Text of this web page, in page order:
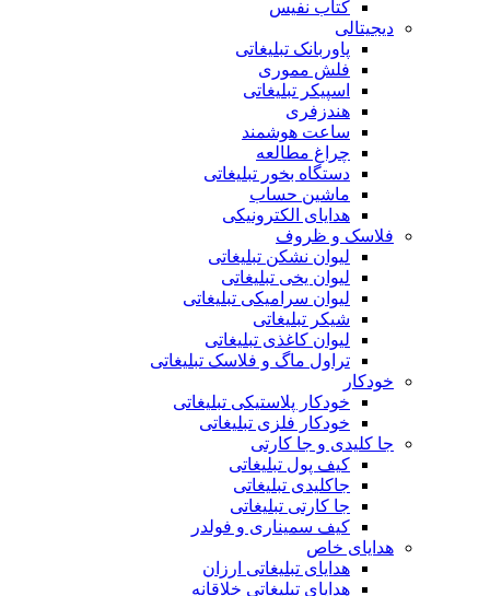
کتاب نفیس
دیجیتالی
پاوربانک تبلیغاتی
فلش مموری
اسپیکر تبلیغاتی
هندزفری
ساعت هوشمند
چراغ مطالعه
دستگاه بخور تبلیغاتی
ماشین حساب
هدایای الکترونیکی
فلاسک و ظروف
لیوان نشکن تبلیغاتی
لیوان یخی تبلیغاتی
لیوان سرامیکی تبلیغاتی
شیکر تبلیغاتی
لیوان کاغذی تبلیغاتی
تراول ماگ و فلاسک تبلیغاتی
خودکار
خودکار پلاستیکی تبلیغاتی
خودکار فلزی تبلیغاتی
جا کلیدی و جا کارتی
کیف پول تبلیغاتی
جاکلیدی تبلیغاتی
جا کارتی تبلیغاتی
کیف سمیناری و فولدر
هدایای خاص
هدایای تبلیغاتی ارزان
هدایای تبلیغاتی خلاقانه